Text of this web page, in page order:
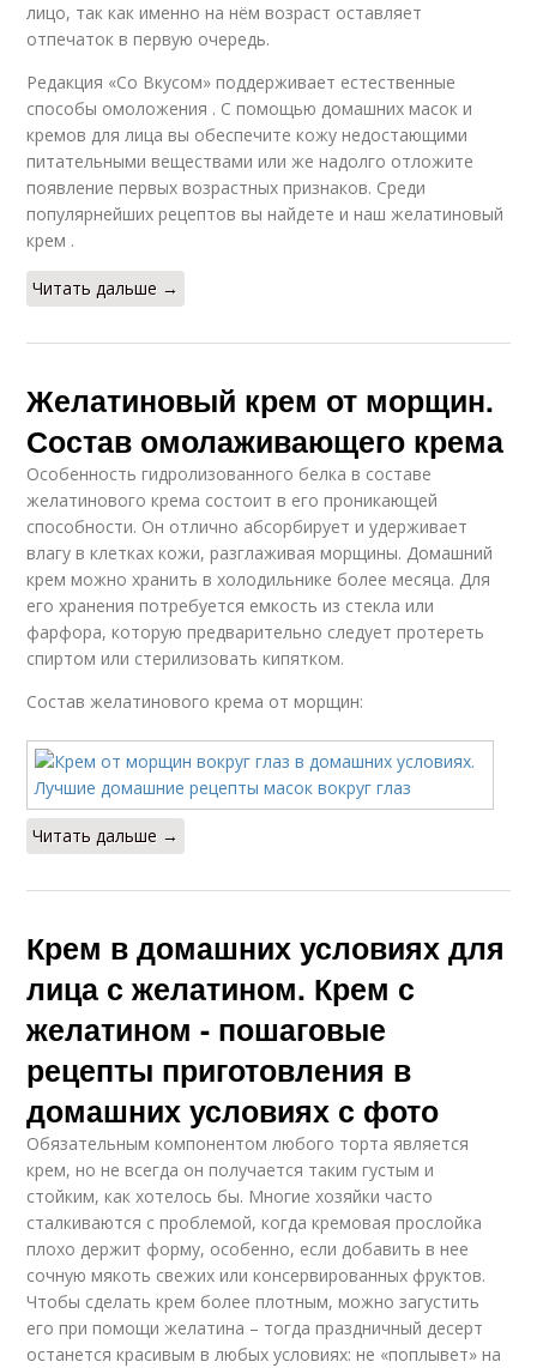
лицо, так как именно на нём возраст оставляет
отпечаток в первую очередь.
Редакция «Со Вкусом» поддерживает естественные
способы омоложения . С помощью домашних масок и
кремов для лица вы обеспечите кожу недостающими
питательными веществами или же надолго отложите
появление первых возрастных признаков. Среди
популярнейших рецептов вы найдете и наш желатиновый
крем .
Читать дальше →
Желатиновый крем от морщин.
Состав омолаживающего крема
Особенность гидролизованного белка в составе
желатинового крема состоит в его проникающей
способности. Он отлично абсорбирует и удерживает
влагу в клетках кожи, разглаживая морщины. Домашний
крем можно хранить в холодильнике более месяца. Для
его хранения потребуется емкость из стекла или
фарфора, которую предварительно следует протереть
спиртом или стерилизовать кипятком.
Состав желатинового крема от морщин:
Читать дальше →
Крем в домашних условиях для
лица с желатином. Крем с
желатином - пошаговые
рецепты приготовления в
домашних условиях с фото
Обязательным компонентом любого торта является
крем, но не всегда он получается таким густым и
стойким, как хотелось бы. Многие хозяйки часто
сталкиваются с проблемой, когда кремовая прослойка
плохо держит форму, особенно, если добавить в нее
сочную мякоть свежих или консервированных фруктов.
Чтобы сделать крем более плотным, можно загустить
его при помощи желатина – тогда праздничный десерт
останется красивым в любых условиях: не «поплывет» на